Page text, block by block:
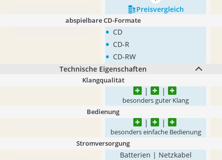
Preis­vergleich
abspielbare CD-Formate
• CD
• CD-R
• CD-RW
Technische Eigenschaften
Klangqualität
besonders guter Klang
Bedienung
besonders einfache Bedienung
Stromversorgung
Batterien | Netzkabel